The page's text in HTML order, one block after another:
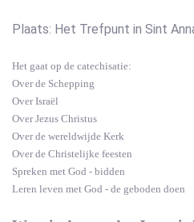
Plaats: Het Trefpunt in Sint
Het gaat op de catechisatie:
Over de Schepping
Over Israël
Over Jezus Christus
Over de wereldwijde Kerk
Over de Christelijke feesten
Spreken met God - bidden
Leren leven met God - de geboden doen